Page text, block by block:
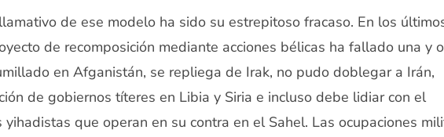
de ese modelo ha sido su estrepitoso fracaso. En los
de recomposición mediante acciones bélicas ha fallado una y
en Afganistán, se repliega de Irak, no pudo doblegar a Irán,
de gobiernos títeres en Libia y Siria e incluso debe lidiar con el
que operan en su contra en el Sahel. Las ocupaciones